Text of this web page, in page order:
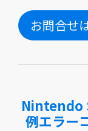
お問合せ
Nintendo
例エラー